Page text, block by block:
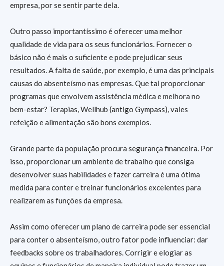
empresa, por se sentir parte dela.
Outro passo importantíssimo é oferecer uma melhor
qualidade de vida para os seus funcionários. Fornecer o
básico não é mais o suficiente e pode prejudicar seus
resultados. A falta de saúde, por exemplo, é uma das principais
causas do absenteísmo nas empresas. Que tal proporcionar
programas que envolvem assistência médica e melhora no
bem-estar? Terapias, Wellhub (antigo Gympass), vales
refeição e alimentação são bons exemplos.
Grande parte da população procura segurança financeira. Por
isso, proporcionar um ambiente de trabalho que consiga
desenvolver suas habilidades e fazer carreira é uma ótima
medida para conter e treinar funcionários excelentes para
realizarem as funções da empresa.
Assim como oferecer um plano de carreira pode ser essencial
para conter o absenteísmo, outro fator pode influenciar: dar
feedbacks sobre os trabalhadores. Corrigir e elogiar as